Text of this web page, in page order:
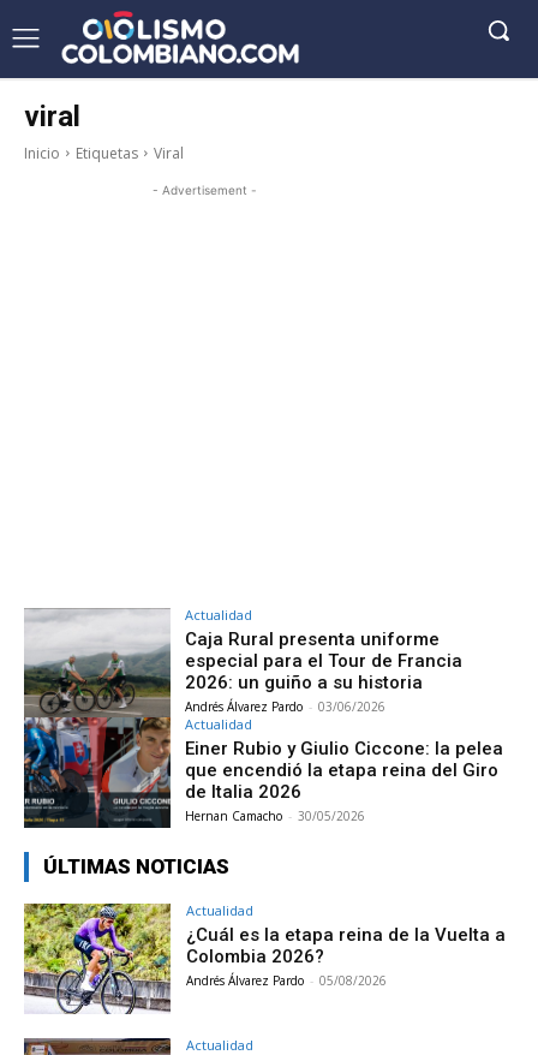
viral
Inicio Etiquetas Viral
- Advertisement -
Actualidad
Caja Rural presenta uniforme
especial para el Tour de Francia
2026: un guiño a su historia
Andrés Álvarez Pardo - 03/06/2026
Actualidad
Einer Rubio y Giulio Ciccone: la pelea
que encendió la etapa reina del Giro
de Italia 2026
Hernan Camacho - 30/05/2026
ÚLTIMAS NOTICIAS
Actualidad
¿Cuál es la etapa reina de la Vuelta a
Colombia 2026?
Andrés Álvarez Pardo - 05/08/2026
Actualidad